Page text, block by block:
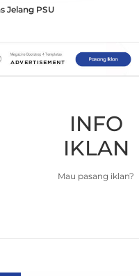
Jelang PSU
INFO
IKLAN
Mau pasang iklan?